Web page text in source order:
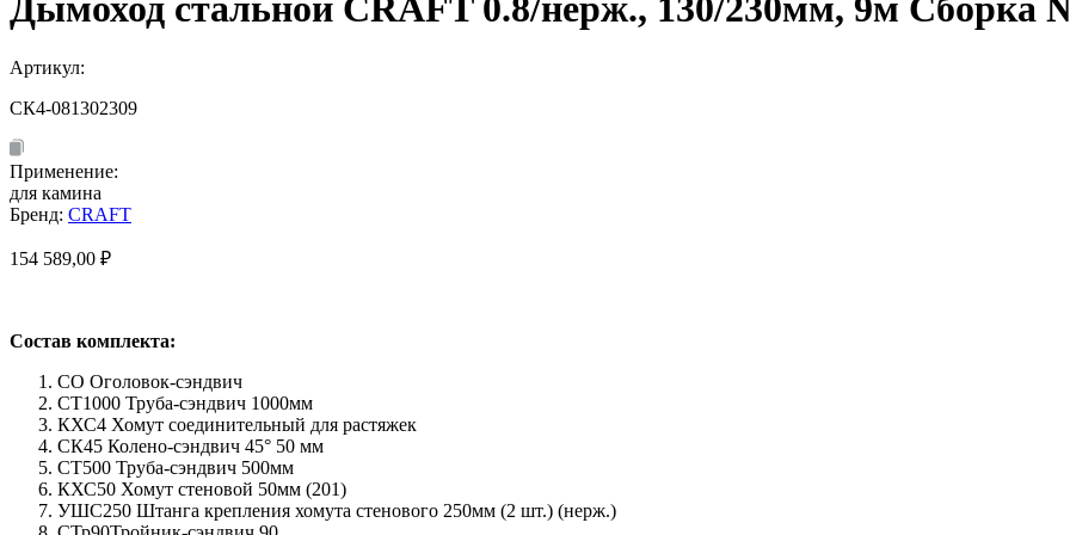
Дымоход стальной CRAFT 0.8/нерж., 130/230мм, 9м Сборка
Артикул:
СК4-081302309
Применение:
для камина
Бренд: CRAFT
154 589,00 ₽
Состав комплекта:
СО Оголовок-сэндвич
СТ1000 Труба-сэндвич 1000мм
КХС4 Хомут соединительный для растяжек
СК45 Колено-сэндвич 45° 50 мм
СТ500 Труба-сэндвич 500мм
КХС50 Хомут стеновой 50мм (201)
УШС250 Штанга крепления хомута стенового 250мм (2 шт.) (нерж.)